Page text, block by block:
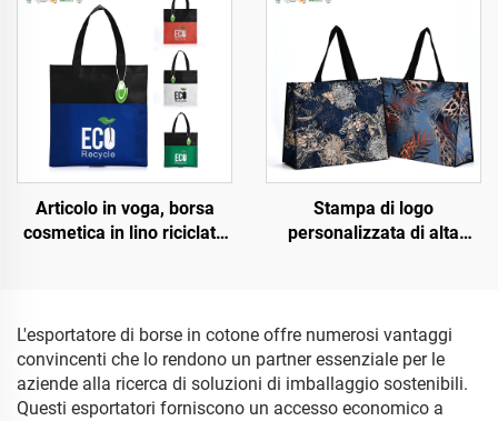
con logo personalizzato
riciclabile
laminazione, articolo di
tendenza
Articolo in voga, borsa
cosmetica in lino riciclato
laminazione, ecologica,
molto richiesta
Stampa di logo
personalizzata di alta
biodegradabile in tessuto
non tessuto per lo
shopping
L'esportatore di borse in cotone offre numerosi vantaggi
convincenti che lo rendono un partner essenziale per le
aziende alla ricerca di soluzioni di imballaggio sostenibili.
Questi esportatori forniscono un accesso economico a